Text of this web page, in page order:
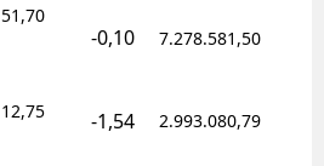
51,70
-0,10 7.278.581,50
12,75 -1,54 2.993.080,79